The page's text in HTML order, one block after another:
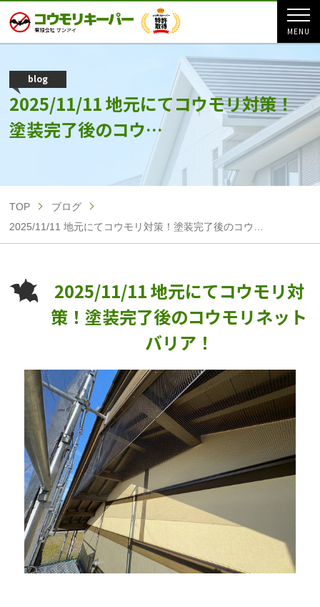
blog
2025/11/11 地元にてコウモリ対策！
塗装完了後のコウ…
TOP
ブログ
2025/11/11 地元にてコウモリ対策！塗装完了後のコウ…
2025/11/11 地元にてコウモリ対
策！塗装完了後のコウモリネット
バリア！